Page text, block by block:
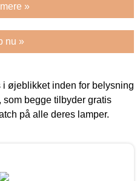
»
nu »
øjeblikket inden for belysning
, som begge tilbyder gratis
på alle deres lamper.